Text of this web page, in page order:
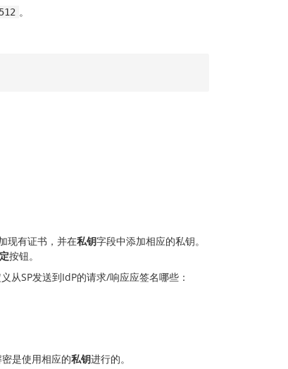
。
现有证书，并在私钥字段中添加相应的私钥。
按钮。
从SP发送到IdP的请求/响应应签名哪些：
是使用相应的私钥进行的。